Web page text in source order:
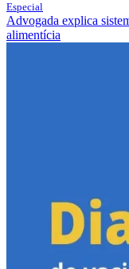
Especial
Advogada explica
alimentícia